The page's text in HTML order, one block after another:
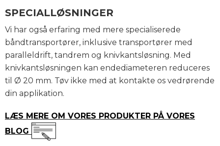
SPECIALLØSNINGER
Vi har også erfaring med mere specialiserede
båndtransportører, inklusive transportører med
paralleldrift, tandrem og knivkantsløsning. Med
knivkantsløsningen kan endediameteren reduceres
til Ø 20 mm. Tøv ikke med at kontakte os vedrørende
din applikation.
LÆS MERE OM VORES PRODUKTER PÅ VORES
BLOG